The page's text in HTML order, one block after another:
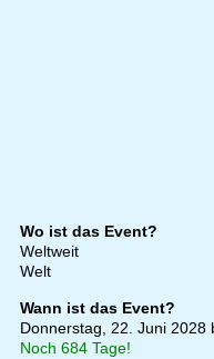
Wo ist das Event?
Weltweit
Welt
Wann ist das Event?
Donnerstag, 22. Juni 2028
Noch 684 Tage!